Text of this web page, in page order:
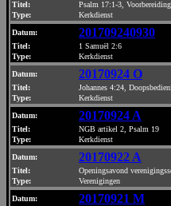
Titel:
Psalm 17:1-3,
Type:
Kerkdienst
Datum: 201709240930
Titel:
1 Samuël 2:6
Type:
Kerkdienst
Datum: 20170924 O
Titel:
Johannes 4:24,
Type:
Kerkdienst
Datum: 20170924 A
Titel:
NGB artikel 2, Psalm 19
Type:
Kerkdienst
Datum: 20170922 A
Titel:
Openingsavond
Type:
Verenigingen
Datum: 20170921 M